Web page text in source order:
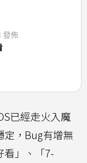
發佈
已經走火入魔
，Bug有增無
看」、「7-